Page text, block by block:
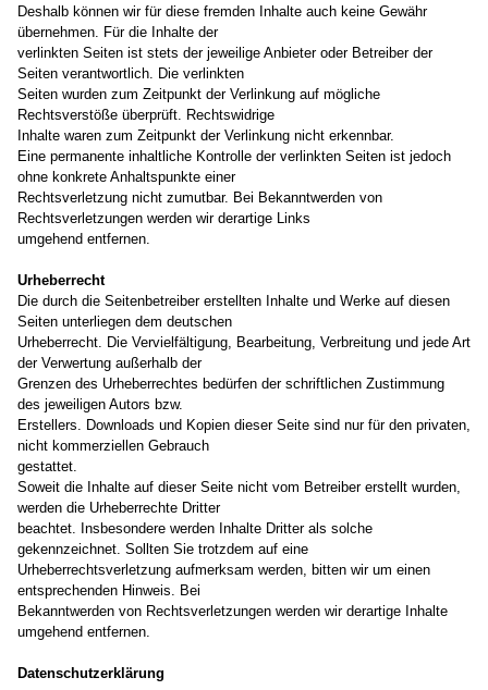
Deshalb können wir für diese fremden Inhalte auch keine Gewähr
übernehmen. Für die Inhalte der
verlinkten Seiten ist stets der jeweilige Anbieter oder Betreiber der
Seiten verantwortlich. Die verlinkten
Seiten wurden zum Zeitpunkt der Verlinkung auf mögliche
Rechtsverstöße überprüft. Rechtswidrige
Inhalte waren zum Zeitpunkt der Verlinkung nicht erkennbar.
Eine permanente inhaltliche Kontrolle der verlinkten Seiten ist jedoch
ohne konkrete Anhaltspunkte einer
Rechtsverletzung nicht zumutbar. Bei Bekanntwerden von
Rechtsverletzungen werden wir derartige Links
umgehend entfernen.
Urheberrecht
Die durch die Seitenbetreiber erstellten Inhalte und Werke auf diesen
Seiten unterliegen dem deutschen
Urheberrecht. Die Vervielfältigung, Bearbeitung, Verbreitung und jede Art
der Verwertung außerhalb der
Grenzen des Urheberrechtes bedürfen der schriftlichen Zustimmung
des jeweiligen Autors bzw.
Erstellers. Downloads und Kopien dieser Seite sind nur für den privaten,
nicht kommerziellen Gebrauch
gestattet.
Soweit die Inhalte auf dieser Seite nicht vom Betreiber erstellt wurden,
werden die Urheberrechte Dritter
beachtet. Insbesondere werden Inhalte Dritter als solche
gekennzeichnet. Sollten Sie trotzdem auf eine
Urheberrechtsverletzung aufmerksam werden, bitten wir um einen
entsprechenden Hinweis. Bei
Bekanntwerden von Rechtsverletzungen werden wir derartige Inhalte
umgehend entfernen.
Datenschutzerklärung